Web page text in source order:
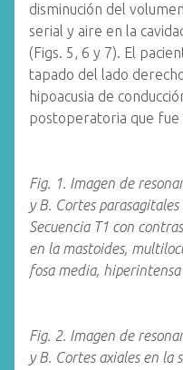
disminución del
serial y aire en la
(Figs. 5, 6 y 7). El
tapado del lado
hipoacusia de
postoperatoria que
Fig. 1. Imagen de
y B. Cortes
Secuencia T1 con
en la mastoides,
fosa media, hiperintensa
Fig. 2. Imagen de
y B. Cortes axiales en la